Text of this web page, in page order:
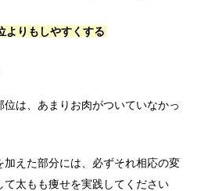
よりもしやすくする
は、あまりお肉がついていなかっ
えた部分には、必ずそれ相応の変
太もも痩せを実践してください